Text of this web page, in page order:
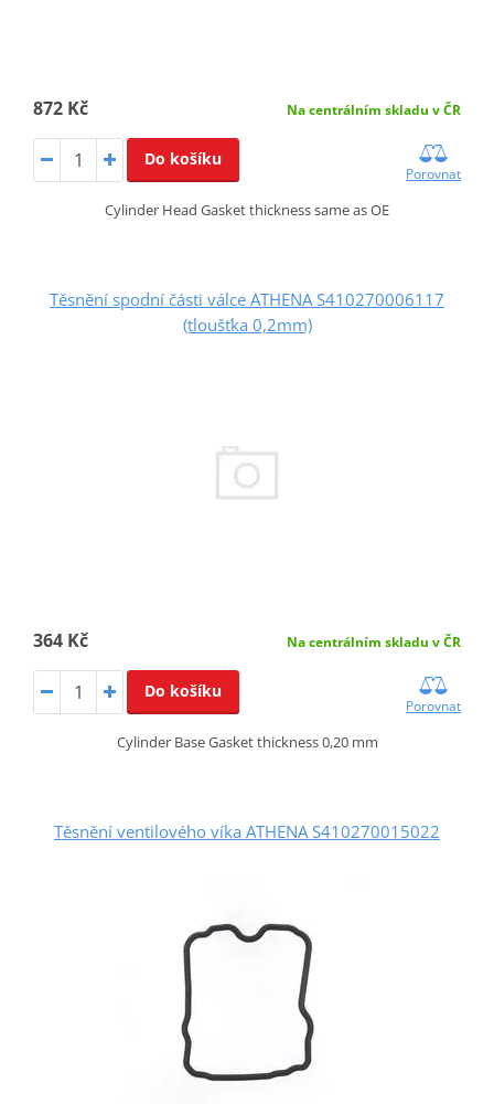
872 Kč Na centrálním skladu v ČR
Do košíku
Porovnat
Cylinder Head Gasket thickness same as OE
Těsnění spodní části válce ATHENA S410270006117
(tloušťka 0,2mm)
364 Kč Na centrálním skladu v ČR
Do košíku
Porovnat
Cylinder Base Gasket thickness 0,20 mm
Těsnění ventilového víka ATHENA S410270015022